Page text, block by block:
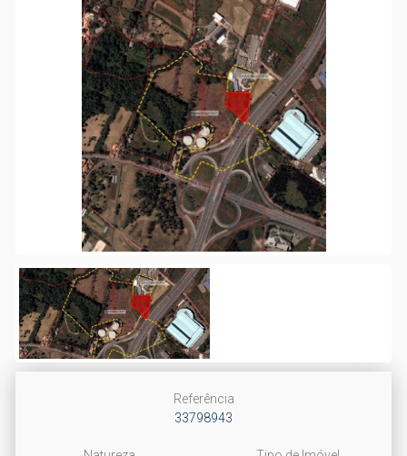
Referência
33798943